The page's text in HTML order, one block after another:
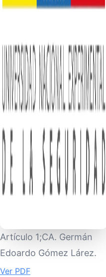
Artículo 1;CA. Germán
Edoardo Gómez Lárez.
Ver PDF